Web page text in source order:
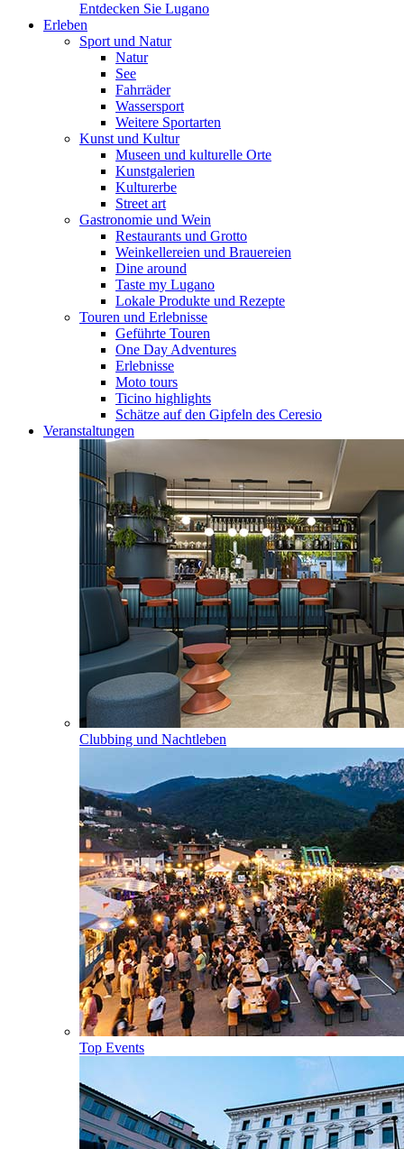
Entdecken Sie Lugano
Erleben
Sport und Natur
Natur
See
Fahrräder
Wassersport
Weitere Sportarten
Kunst und Kultur
Museen und kulturelle Orte
Kunstgalerien
Kulturerbe
Street art
Gastronomie und Wein
Restaurants und Grotto
Weinkellereien und Brauereien
Dine around
Taste my Lugano
Lokale Produkte und Rezepte
Touren und Erlebnisse
Geführte Touren
One Day Adventures
Erlebnisse
Moto tours
Ticino highlights
Schätze auf den Gipfeln des Ceresio
Veranstaltungen
Clubbing und Nachtleben
Top Events